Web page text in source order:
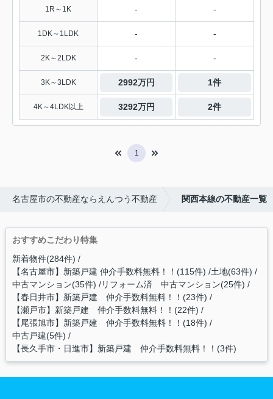
1R～1K - -
1DK～1LDK - -
2K～2LDK - -
3K～3LDK 2992万円 1件
4K～4LDK以上 3292万円 2件
1
名古屋市の不動産ならえんつう不動産 関西本線の不動産一覧
おすすめこだわり特集
新着物件(284件)
【名古屋市】新築戸建 仲介手数料無料！！(115件) 土地(63件)
中古マンション(35件) リフォーム済 中古マンション(25件)
【春日井市】新築戸建 仲介手数料無料！！(23件)
【瀬戸市】新築戸建 仲介手数料無料！！(22件)
【尾張旭市】新築戸建 仲介手数料無料！！(18件)
中古戸建(5件)
【長久手市・日進市】新築戸建 仲介手数料無料！！(3件)